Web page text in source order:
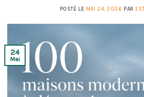
POSTÉ LE MAI 24, 2026 PAR
24
Mai